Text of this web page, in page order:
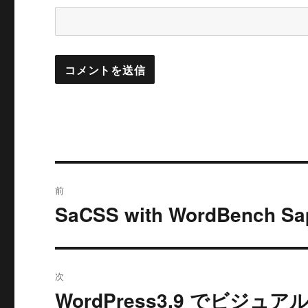
稿
ゲ
前
過
の
投
SaCSS with WordBench
次
次
WordPress3.9 でビジュア